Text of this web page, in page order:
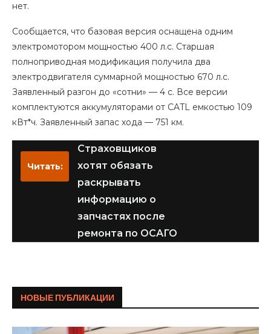
нет.
Сообщается, что базовая версия оснащена одним
электромотором мощностью 400 л.с. Старшая
полноприводная модификация получила два
электродвигателя суммарной мощностью 670 л.с.
Заявленный разгон до «сотни» — 4 с. Все версии
комплектуются аккумуляторами от CATL емкостью 109
кВт*ч. Заявленный запас хода — 751 км.
Читать:
Страховщиков
хотят обязать
раскрывать
информацию о
запчастях после
ремонта по ОСАГО
НОВЫЕ ПУБЛИКАЦИИ